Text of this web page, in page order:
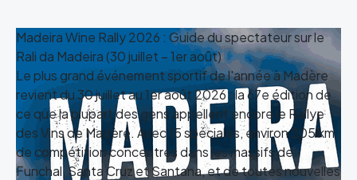
Madeira Wine Rally 2026 : Guide du spectateur sur le
Rali da Madeira (30 juillet – 1er août)
Le plus grand événement sportif de l'année à Madère
revient du 30 juillet au 1er août 2026 : la 67e édition de
ce que la plupart des gens appellent encore le Rallye
des Vins de Madère. Avec 15 spéciales, environ 205 km
de compétition concentrés dans les massifs de
Funchal, Santa Cruz et Santana, et de toutes nouvelles